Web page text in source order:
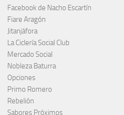
Facebook de Nacho Escartín
Fiare Aragón
Jitanjáfora
La Ciclería Social Club
Mercado Social
Nobleza Baturra
Opciones
Primo Romero
Rebelión
Sabores Próximos